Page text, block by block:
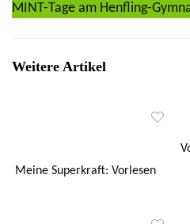
MINT-Tage am Henfling-
Weitere Artikel
Meine Superkraft: Vorlesen